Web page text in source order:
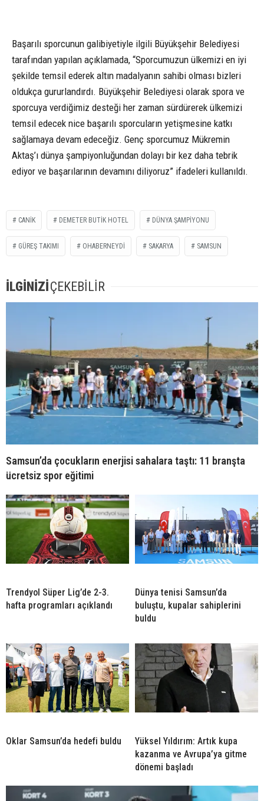
Başarılı sporcunun galibiyetiyle ilgili Büyükşehir Belediyesi
tarafından yapılan açıklamada, “Sporcumuzun ülkemizi en iyi
şekilde temsil ederek altın madalyanın sahibi olması bizleri
oldukça gururlandırdı. Büyükşehir Belediyesi olarak spora ve
sporcuya verdiğimiz desteği her zaman sürdürerek ülkemizi
temsil edecek nice başarılı sporcuların yetişmesine katkı
sağlamaya devam edeceğiz. Genç sporcumuz Mükremin
Aktaş’ı dünya şampiyonluğundan dolayı bir kez daha tebrik
ediyor ve başarılarının devamını diliyoruz” ifadeleri kullanıldı.
CANİK DEMETER BUTIK HOTEL DÜNYA ŞAMPİYONU
GÜREŞ TAKIMI OHABERNEYDİ SAKARYA SAMSUN
İLGİNİZİÇEKEBİLİR
Samsun’da çocukların enerjisi sahalara taştı: 11 branşta
ücretsiz spor eğitimi
Trendyol Süper Lig’de 2-3.
hafta programları açıklandı
Dünya tenisi Samsun’da
buluştu, kupalar sahiplerini
buldu
Oklar Samsun’da hedefi buldu
Yüksel Yıldırım: Artık kupa
kazanma ve Avrupa’ya gitme
dönemi başladı